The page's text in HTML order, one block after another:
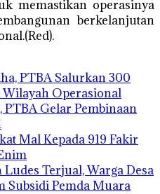
memastikan operasinya
berkelanjutan
PTBA Salurkan 300
Operasional
Gelar Pembinaan
Mal Kepada 919 Fakir
Terjual, Warga Desa
Subsidi Pemda Muara